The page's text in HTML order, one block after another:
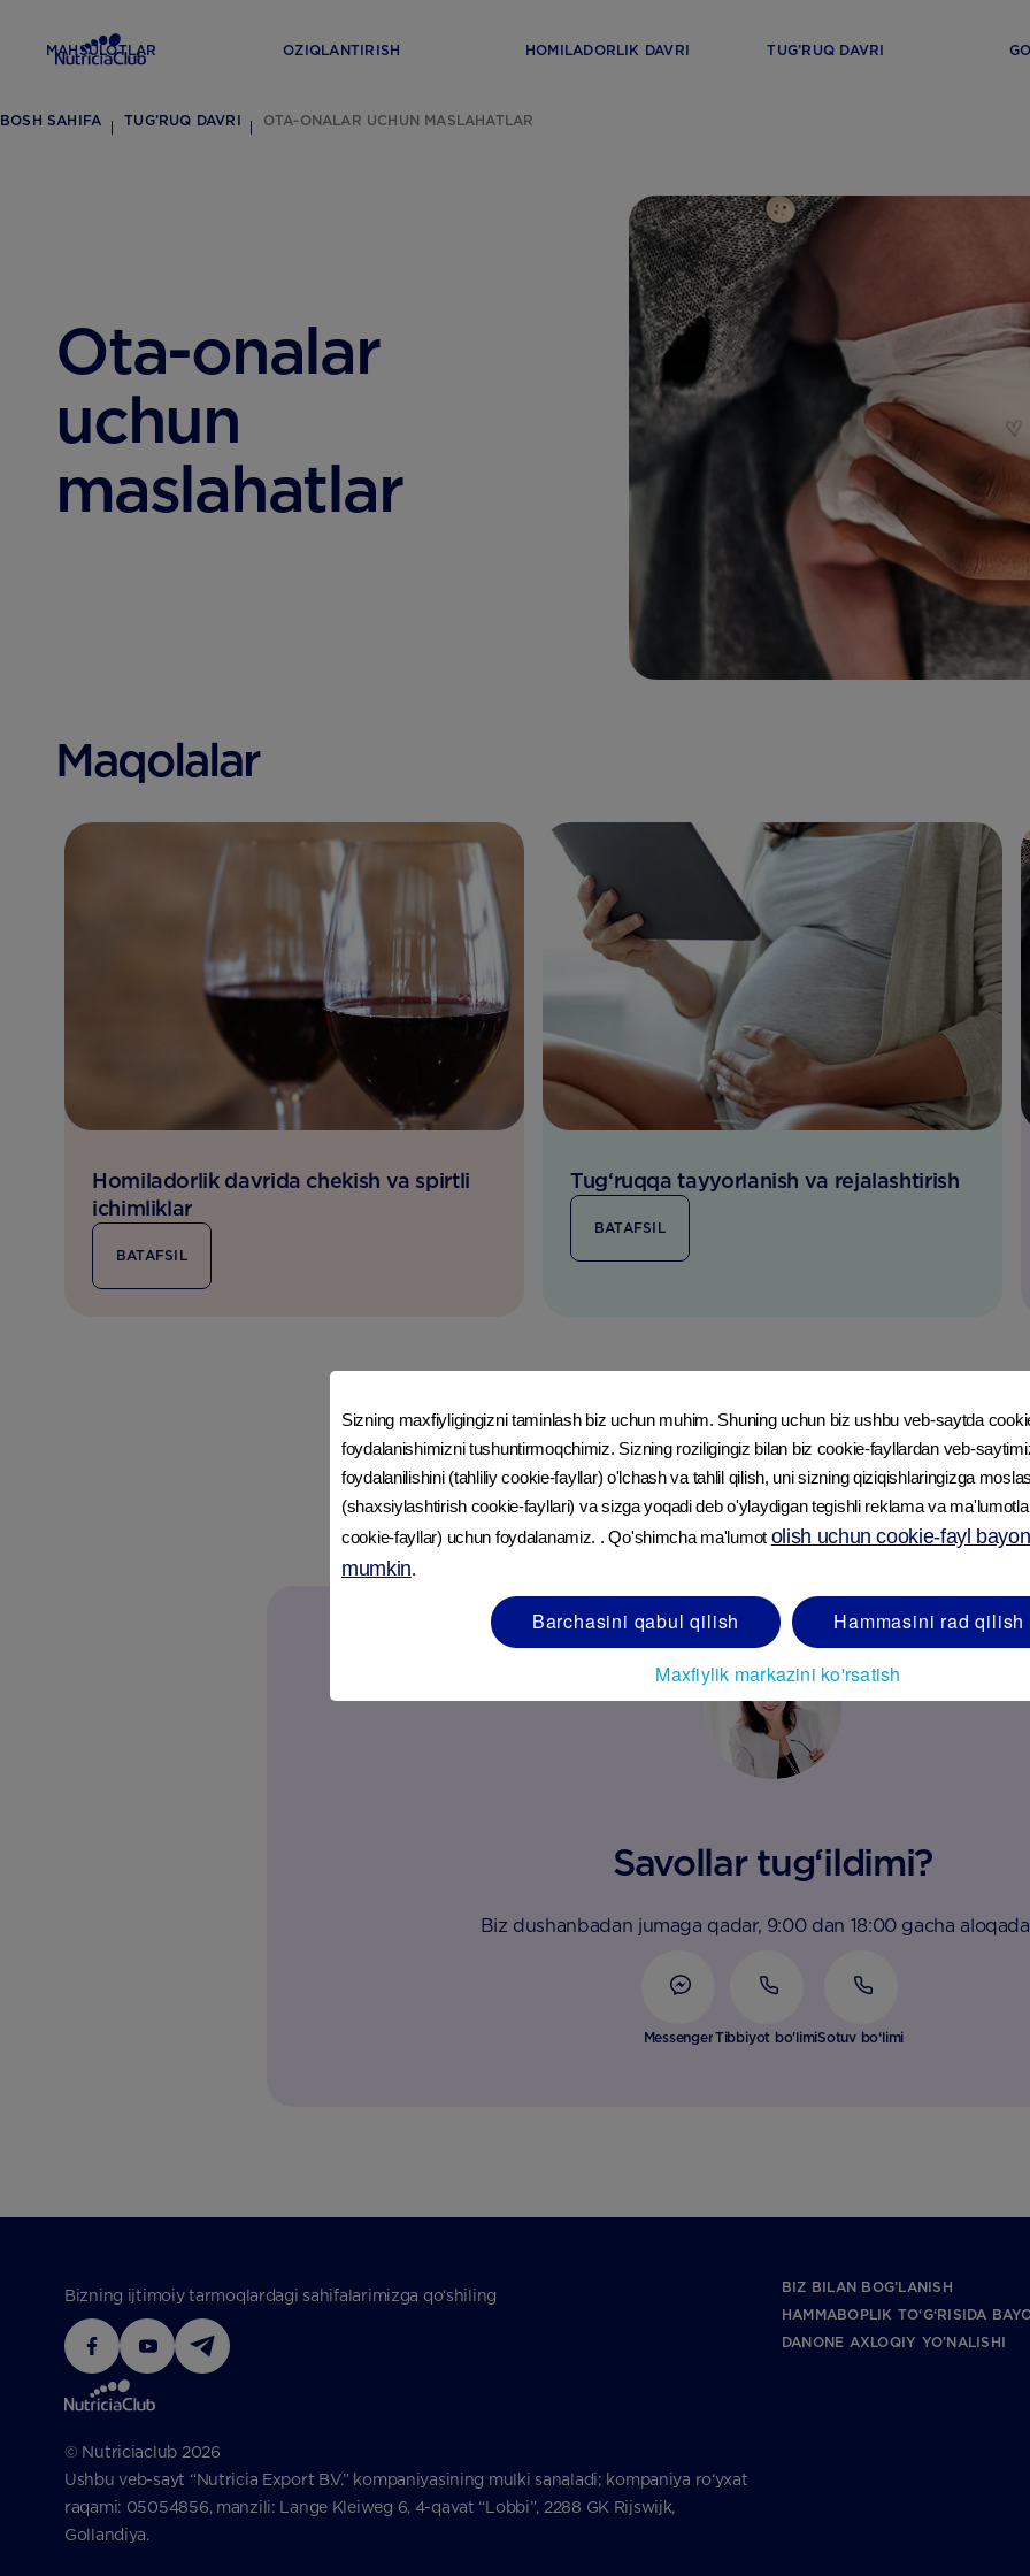
MAHSULOTLAR OZIQLANTIRISH HOMILADORLIK DAVRI TUG’RUQ DAVRI
BOSH SAHIFA TUG’RUQ DAVRI OTA-ONALAR UCHUN MASLAHATLAR
Ota-onalar
uchun
maslahatlar
Maqolalar
Homiladorlik davrida chekish va spirtli
ichimliklar
BATAFSIL
Tug‘ruqqa tayyorlanish va rejalashtirish
BATAFSIL
Ota-ona va bola oʻrtasidagi aloqa
BATAFSIL
Savollar tug‘ildimi?
Biz dushanbadan jumaga qadar, 9:00 dan 18:00 gacha
MessengerTibbiyot bo'limiSotuv bo‘limi
Bizning ijtimoiy tarmoqlardagi sahifalarimizga qo‘shiling
© Nutriciaclub 2026
Ushbu veb-sayt “Nutricia Export B.V.” kompaniyasining mulki sanaladi; kompaniya ro‘yxat
raqami: 05054856, manzili: Lange Kleiweg 6, 4-qavat “Lobbi”, 2288 GK Rijswijk,
Gollandiya.
BIZ BILAN BOG’LANISH
HAMMABOPLIK TO‘G‘RISIDA
DANONE AXLOQIY YO’NALISHI
Sizning maxfiyligingizni taminlash biz uchun muhim. Shuning uchun biz ushbu veb-saytda
foydalanishimizni tushuntirmoqchimiz. Sizning roziligingiz bilan biz cookie-fayllardan veb-
foydalanilishini (tahliliy cookie-fayllar) o'lchash va tahlil qilish, uni sizning qiziqishlaringizga
(shaxsiylashtirish cookie-fayllari) va sizga yoqadi deb o'ylaydigan tegishli reklama va
cookie-fayllar) uchun foydalanamiz. . Qo'shimcha ma'lumot olish uchun cookie-fayl
mumkin.
Barchasini qabul qilish
Hammasini rad qilish
Maxfiylik markazini ko'rsatish